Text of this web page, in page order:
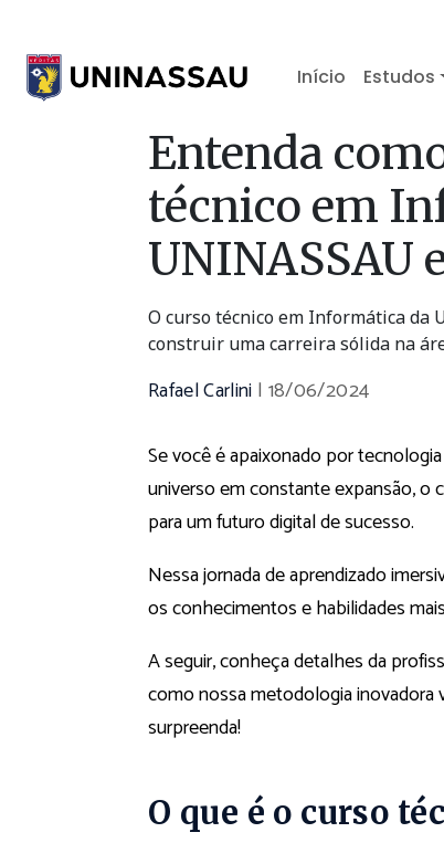
Início Estudos
Entenda
técnico em
UNINASSAU
O curso técnico em Informática da
construir uma carreira sólida na
Rafael Carlini | 18/06/2024
Se você é apaixonado por
universo em constante expansão,
para um futuro digital de sucesso.
Nessa jornada de aprendizado
os conhecimentos e habilidades
A seguir, conheça detalhes da
como nossa metodologia inovadora
surpreenda!
O que é o curso